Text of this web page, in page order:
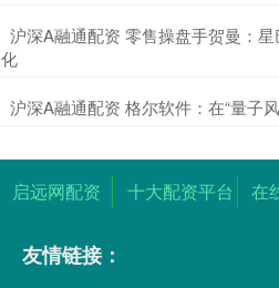
沪深A融通配资 零售操盘手贺曼：
化
沪深A融通配资 格尔软件：在“量子
启远网配资 十大配资平台 在
友情链接：